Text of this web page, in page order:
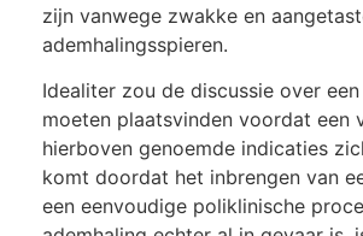
zijn vanwege zwakke en
ademhalingsspieren.
Idealiter zou de discussie over
moeten plaatsvinden voordat een
hierboven genoemde indicaties
komt doordat het inbrengen van
een eenvoudige poliklinische